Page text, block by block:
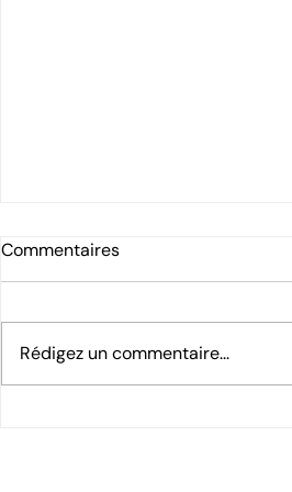
Commentaires
Rédigez un commentaire...